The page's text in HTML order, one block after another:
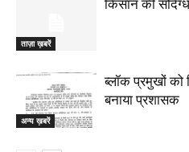
ताज़ा ख़बरें
किसान की
अन्य ख़बरें
ब्लॉक प्रमुखों को
बनाया प्रशासक